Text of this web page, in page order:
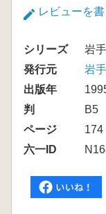
レビューを書
シリーズ
岩
発行元
岩
出版年
判
B5
ページ
174
六一ID